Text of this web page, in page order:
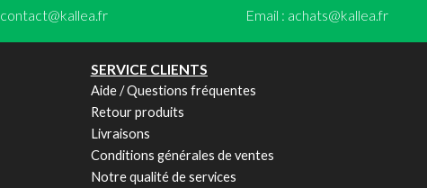
contact@kallea.fr
Email : achats@kallea.fr
SERVICE CLIENTS
Aide / Questions fréquentes
Retour produits
Livraisons
Conditions générales de ventes
Notre qualité de services